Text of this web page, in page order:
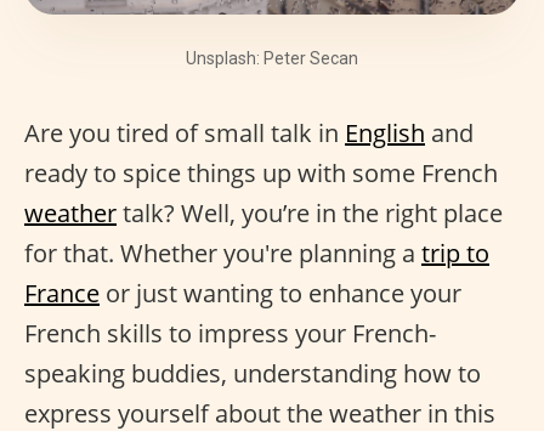
Unsplash: Peter Secan
Are you tired of small talk in English and
ready to spice things up with some French
weathertalk? Well, you’re in the right place
for that. Whether you're planning a trip to
France or just wanting to enhance your
French skills to impress your French-
speaking buddies, understanding how to
express yourself about the weather in this